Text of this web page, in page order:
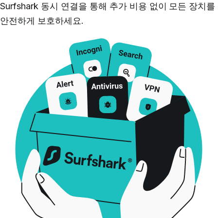
Surfshark 동시 연결을 통해 추가 비용 없이 모든 장치를
안전하게 보호하세요.